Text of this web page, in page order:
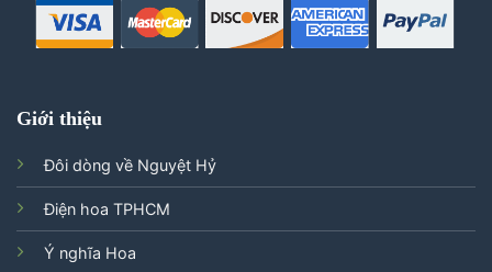
Giới thiệu
Đôi dòng về Nguyệt Hỷ
Điện hoa TPHCM
Ý nghĩa Hoa